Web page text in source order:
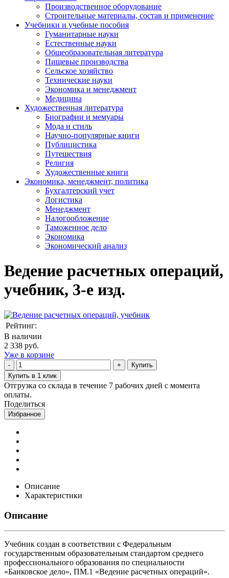
Производственное оборудование
Строительные материалы, состав и применение
Учебники и учебные пособия
Гуманитарные науки
Естественные науки
Общеобразовательная литература
Пищевые производства
Сельское хозяйство
Технические науки
Экономика и менеджмент
Медицина
Художественная литература
Биографии и мемуары
Мода и стиль
Научно-популярные книги
Публицистика
Путешествия
Религия
Художественные книги
Экономика, менеджмент, политика
Бухгалтерский учет
Логистика
Менеджмент
Налогообложение
Таможенное дело
Экономика
Экономический анализ
Ведение расчетных операций,
учебник, 3-е изд.
Рейтинг:
В наличии
2 338 руб.
Уже в корзине
Купить
Купить в 1 клик
Отгрузка со склада в течение 7 рабочих дней с момента
оплаты.
Поделиться
Избранное
Описание
Характеристики
Описание
Учебник создан в соответствии с Федеральным
государственным образовательным стандартом среднего
профессионального образования по специальности
«Банковское дело», ПМ.1 «Ведение расчетных операций».